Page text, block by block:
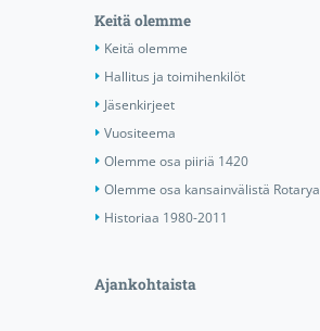
Keitä olemme
Keitä olemme
Hallitus ja toimihenkilöt
Jäsenkirjeet
Vuositeema
Olemme osa piiriä 1420
Olemme osa kansainvälistä Rotarya
Historiaa 1980-2011
Ajankohtaista